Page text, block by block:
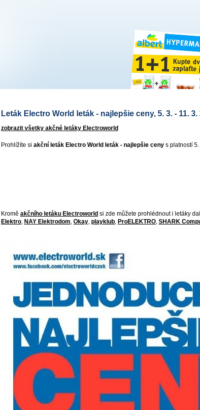
Leták Electro World leták - najlepšie ceny, 5. 3. - 11. 3.
zobrazit všetky akčné letáky Electroworld
Prohlížíte si akční leták Electro World leták - najlepšie ceny s platností 5.
Kromě akčního letáku Electroworld si zde můžete prohlédnout i letáky
Elektro NAY Elektrodom Okay playklub ProELEKTRO SHARK